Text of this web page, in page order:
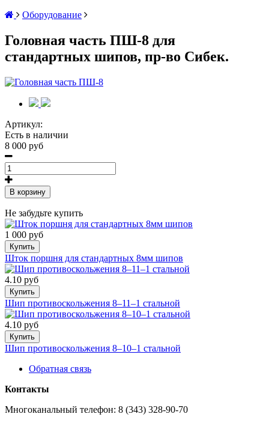
Оборудование
Головная часть ПШ-8 для
стандартных шипов, пр-во Сибек.
Артикул:
Есть в наличии
8 000 руб
В корзину
Не забудьте купить
1 000 руб
Купить
Шток поршня для стандартных 8мм шипов
4.10 руб
Купить
Шип противоскольжения 8–11–1 стальной
4.10 руб
Купить
Шип противоскольжения 8–10–1 стальной
Обратная связь
Контакты
Многоканальный телефон: 8 (343) 328-90-70